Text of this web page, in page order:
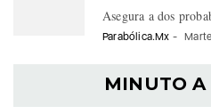
Asegura a dos
Parabólica.Mx -
MINUTO